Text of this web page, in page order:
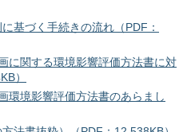
基づく手続きの流れ（PDF：
に関する環境影響評価方法書に対
）
環境影響評価方法書のあらまし